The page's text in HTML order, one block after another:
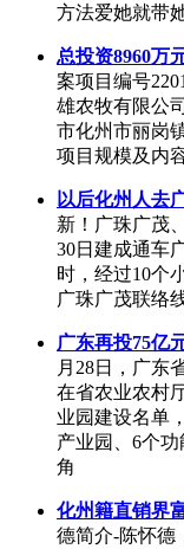
方法爱她就带
总投资8960万
案项目编号
雄农牧有限公
市化州市丽岗
项目规模及内
以后化州人去
新！广珠广茂
30日建成通车
时，经过10个
广珠广茂联络
广东再投75亿
月28日，广东
在省农业农村
业园建设名单
产业园、6个
角
化州籍直销界
德简介-陈怀德